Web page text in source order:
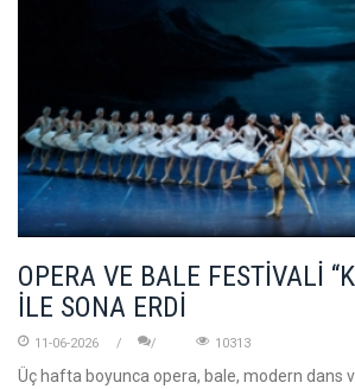
OPERA VE BALE FESTİVALİ
İLE SONA ERDİ
11-06-2026 10313
Üç hafta boyunca opera, bale, modern dans